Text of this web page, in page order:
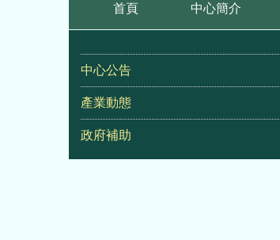
首頁 中心簡介
中心公告
產業動態
政府補助